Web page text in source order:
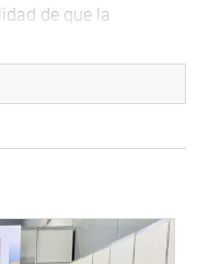
de que la
para que el ente
en el hospital
hospital que en sus
necesitada del
del mismo